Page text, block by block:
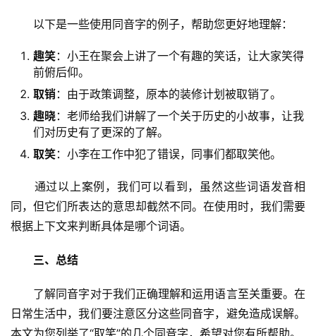
以下是一些使用同音字的例子，帮助您更好地理解：
趣笑：小王在聚会上讲了一个有趣的笑话，让大家笑得
前俯后仰。
取销：由于政策调整，原本的装修计划被取销了。
趣晓：老师给我们讲解了一个关于历史的小故事，让我
们对历史有了更深的了解。
取笑：小李在工作中犯了错误，同事们都取笑他。
通过以上案例，我们可以看到，虽然这些词语发音相
同，但它们所表达的意思却截然不同。在使用时，我们需要
根据上下文来判断具体是哪个词语。
三、总结
了解同音字对于我们正确理解和运用语言至关重要。在
日常生活中，我们要注意区分这些同音字，避免造成误解。
本文为您列举了“取笑”的几个同音字，希望对您有所帮助。